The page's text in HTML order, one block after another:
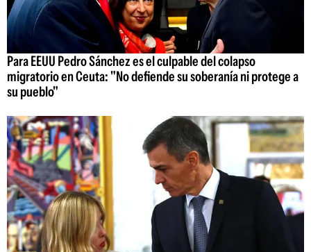
Para EEUU Pedro Sánchez es el culpable del colapso
migratorio en Ceuta: "No defiende su soberanía ni protege a
su pueblo"